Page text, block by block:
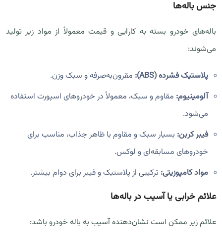
جنس باله‌ها
باله‌های خودرو بسته به کارایی و قیمت معمولاً از مواد زیر تولید
می‌شوند:
پلاستیک فشرده (ABS):
مقرون‌به‌صرفه و سبک وزن.
آلومینیوم: مقاوم و سبک، معمولاً در خودروهای اسپورت استفاده
می‌شود.
فیبر کربن: بسیار سبک و مقاوم با ظاهر جذاب، مناسب برای
خودروهای مسابقه‌ای و لوکس.
مواد کامپوزیتی: ترکیبی از پلاستیک و فیبر برای دوام بیشتر.
علائم خرابی یا آسیب در باله‌ها
علائم زیر ممکن است نشان‌دهنده آسیب به باله خودرو باشد: